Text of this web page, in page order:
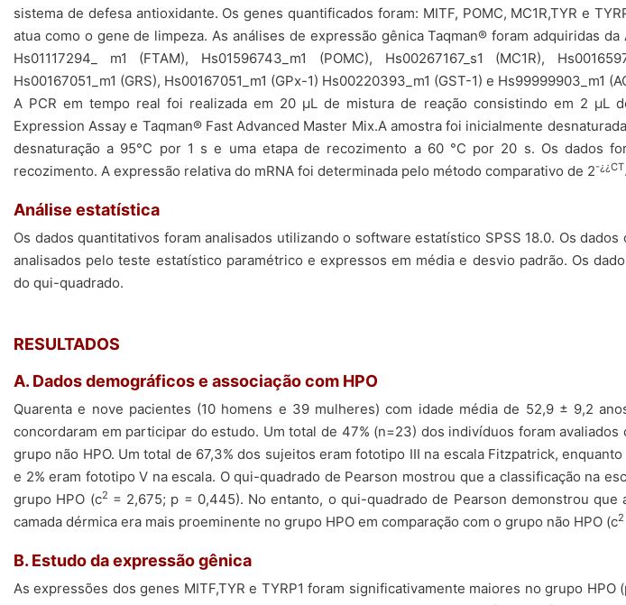
sistema de defesa antioxidante. Os genes quantificados foram: MITF, POMC, MC1R,TYR e
atua como o gene de limpeza. As análises de expressão gênica Taqman® foram adquiridas
Hs01117294_ m1 (FTAM), Hs01596743_m1 (POMC), Hs00267167_s1 (MC1R),
Hs00167051_m1 (GRS), Hs00167051_m1 (GPx-1) Hs00220393_m1 (GST-1) e Hs99999903_m1
A PCR em tempo real foi realizada em 20 µL de mistura de reação consistindo em 2 µL
Expression Assay e Taqman® Fast Advanced Master Mix.A amostra foi inicialmente
desnaturação a 95°C por 1 s e uma etapa de recozimento a 60 °C por 20 s. Os dados
recozimento. A expressão relativa do mRNA foi determinada pelo método comparativo de 2-¿¿CT.
Análise estatística
Os dados quantitativos foram analisados utilizando o software estatístico SPSS 18.0. Os
analisados pelo teste estatístico paramétrico e expressos em média e desvio padrão. Os
do qui-quadrado.
RESULTADOS
A. Dados demográficos e associação com HPO
Quarenta e nove pacientes (10 homens e 39 mulheres) com idade média de 52,9 ± 9,2
concordaram em participar do estudo. Um total de 47% (n=23) dos indivíduos foram avaliados
grupo não HPO. Um total de 67,3% dos sujeitos eram fototipo III na escala Fitzpatrick,
e 2% eram fototipo V na escala. O qui-quadrado de Pearson mostrou que a classificação na
grupo HPO (c2 = 2,675; p = 0,445). No entanto, o qui-quadrado de Pearson demonstrou que
camada dérmica era mais proeminente no grupo HPO em comparação com o grupo não HPO (c2
B. Estudo da expressão gênica
As expressões dos genes MITF,TYR e TYRP1 foram significativamente maiores no grupo HPO